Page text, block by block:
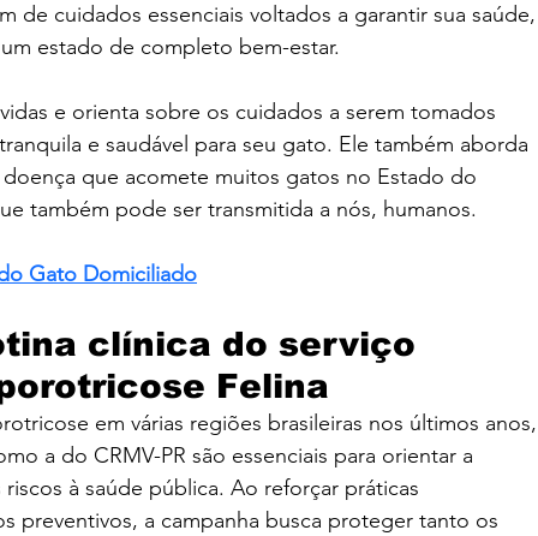
de cuidados essenciais voltados a garantir sua saúde,
estado de completo bem-estar.
e orienta sobre os cuidados a serem tomados
e saudável para seu gato. Ele também aborda
que acomete muitos gatos no Estado do
também pode ser transmitida a nós, humanos.
Gato Domiciliado
clínica do serviço
Felina
em várias regiões brasileiras nos últimos anos,
a do CRMV-PR são essenciais para orientar a
à saúde pública. Ao reforçar práticas
preventivos, a campanha busca proteger tanto os